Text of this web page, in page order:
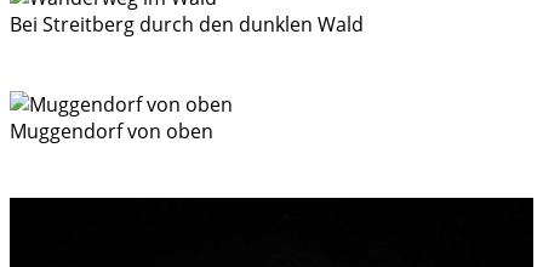
Bei Streitberg durch den dunklen Wald
Muggendorf von oben